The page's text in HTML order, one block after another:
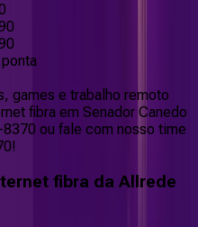
games e trabalho remoto
fibra em Senador Canedo
ou fale com nosso time
fibra da Allrede